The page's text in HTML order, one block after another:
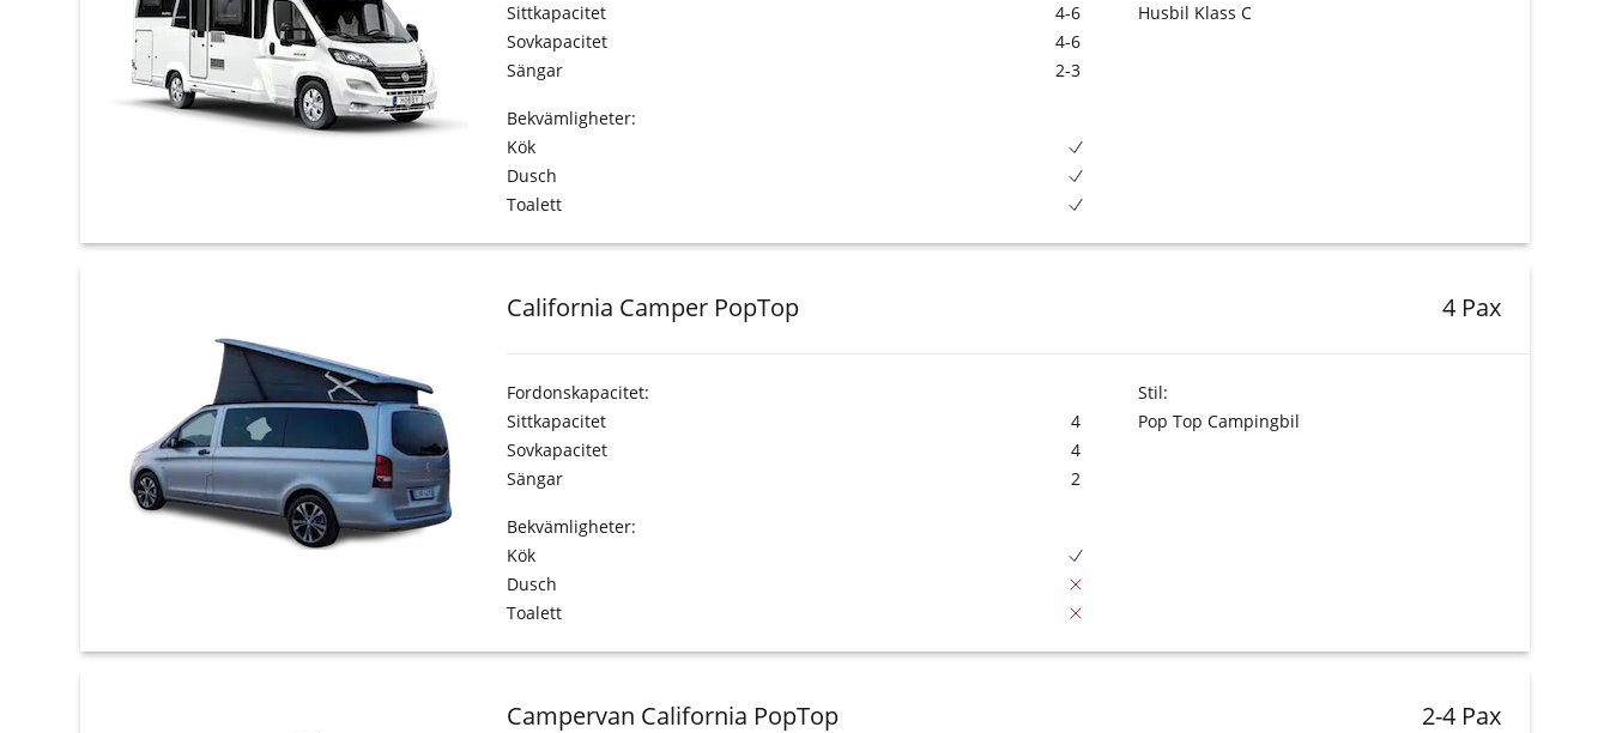
Sittkapacitet
4-6
Sovkapacitet
4-6
Sängar
2-3
Husbil Klass C
Bekvämligheter:
Kök
Dusch
Toalett
California Camper PopTop 4 Pax
Fordonskapacitet:
Sittkapacitet
4
Sovkapacitet
4
Sängar
2
Stil:
Pop Top Campingbil
Bekvämligheter:
Kök
Dusch
Toalett
Campervan California PopTop 2-4 Pax